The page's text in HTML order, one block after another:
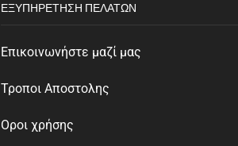
ΕΞΥΠΗΡΈΤΗΣΗ ΠΕΛΑΤΏΝ
Επικοινωνήστε μαζί μας
Τροποι Αποστολης
Οροι χρήσης